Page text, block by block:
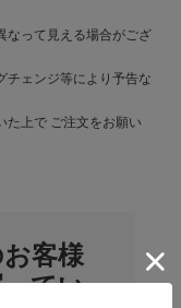
なって見える場合がござ
チェンジ等により予告な
た上で ご注文をお願い
客様
てい